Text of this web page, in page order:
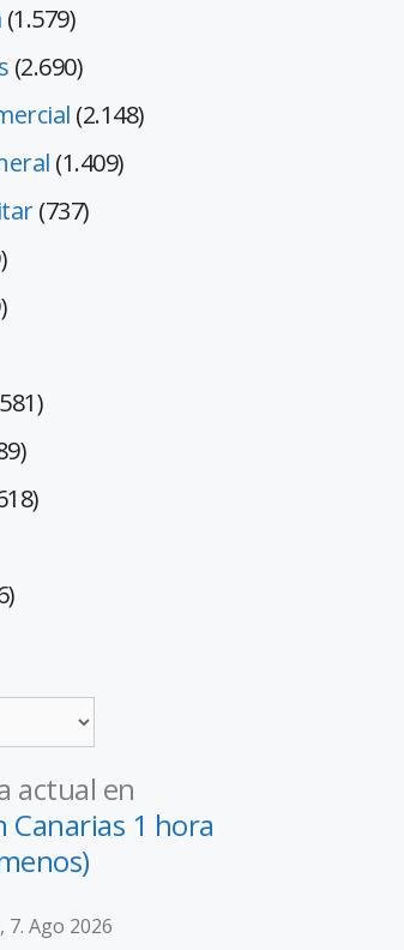
(1.579)
(2.690)
(2.148)
(1.409)
(737)
actual en
Canarias 1 hora